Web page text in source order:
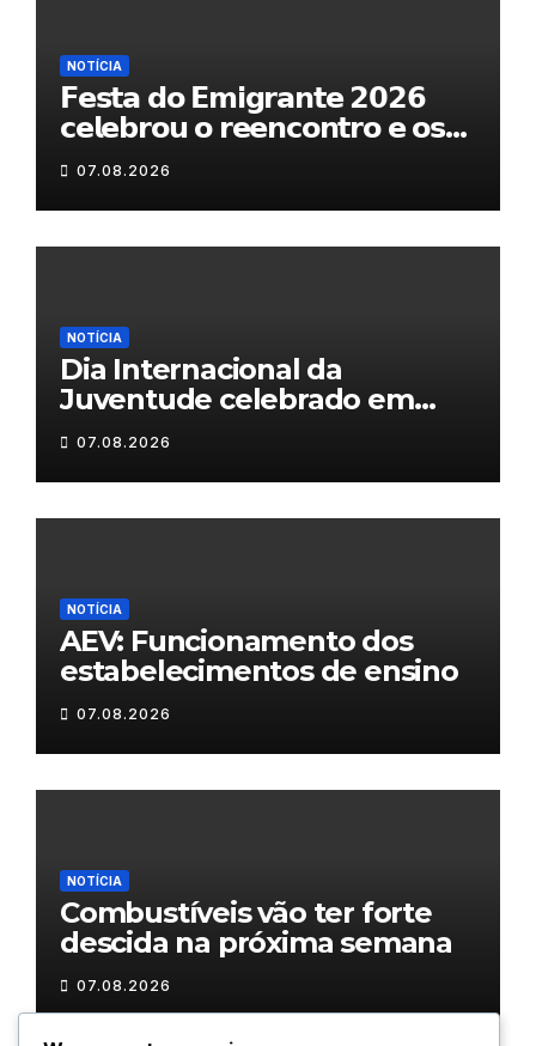
NOTÍCIA
𝗙𝗲𝘀𝘁𝗮 𝗱𝗼 𝗘𝗺𝗶𝗴𝗿𝗮𝗻𝘁𝗲 𝟮𝟬𝟮𝟲
𝗰𝗲𝗹𝗲𝗯𝗿𝗼𝘂 𝗼 𝗿𝗲𝗲𝗻𝗰𝗼𝗻𝘁𝗿𝗼 𝗲 𝗼𝘀
𝗹𝗮𝗰̧𝗼𝘀 𝗾𝘂𝗲 𝘂𝗻𝗲𝗺 𝗠𝘂𝗿𝗰̧𝗮
07.08.2026
NOTÍCIA
Dia Internacional da
Juventude celebrado em
Chaves com atividades
gratuitas
07.08.2026
NOTÍCIA
AEV: Funcionamento dos
estabelecimentos de ensino
07.08.2026
NOTÍCIA
Combustíveis vão ter forte
descida na próxima semana
07.08.2026